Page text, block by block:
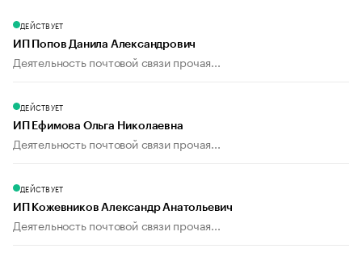
ДЕЙСТВУЕТ
ИП Попов Данила Александрович
Деятельность почтовой связи прочая...
ДЕЙСТВУЕТ
ИП Ефимова Ольга Николаевна
Деятельность почтовой связи прочая...
ДЕЙСТВУЕТ
ИП Кожевников Александр Анатольевич
Деятельность почтовой связи прочая...